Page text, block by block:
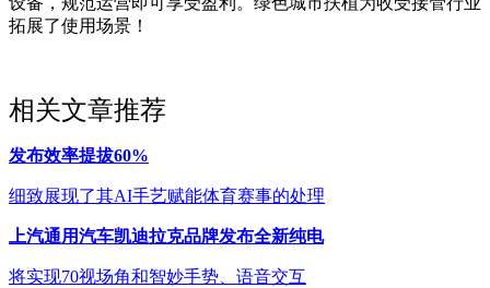
拓展了使用场景！
相关文章推荐
发布效率提拔60%
细致展现了其AI手艺赋能体育赛事的处理
上汽通用汽车凯迪拉克品牌发布全新纯电
将实现70视场角和智妙手势、语音交互